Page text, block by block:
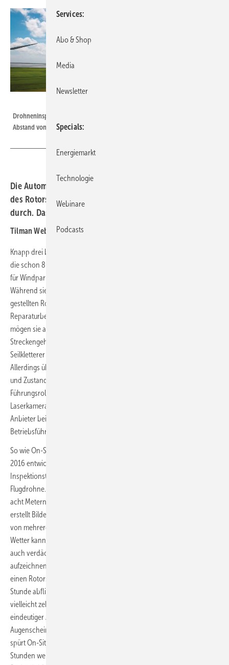
Drohneninspektion durch den Abflug der Riesenkomponenten mit einem
Abstand von drei bis acht Metern zum Rotorblatt
Die Automatisierung von Überwachung und Inspektion
des Rotors mit Drohnen, Laser und Sensoren setzt sich
durch. Das Angebot ist gut.
Tilman Weber
Knapp drei bis vier Stunden müssen Kletterer inzwischen gehen, um
die schon 80 Meter langen Rotorblätter der jüngsten Turbinenklasse
für Windparks an Land am Seil schwebend beidseitig abzuschreiten.
Während sie sich von der Maschinenhausgondel am abwärts
gestellten Rotorblatt abseilen, gucken sie Schäden aus und legen den
Reparaturbedarf fest. Angesichts der enormen Blattdimensionen
mögen sie an die 1988 von der Deutschen Bahn abgeschafften
Streckengeher zum Prüfen der Gleise erinnern. Doch noch sind
Seilkletterer dank ihrer Gründlichkeit für die Branche wichtig.
Allerdings übernimmt die Automatisierung von Schadensinspektion
und Zustandsüberwachung in vielen Windparks nun eine
Führungsrolle. Kamerabewehrte Flugdrohnen, Reparaturroboter,
Laserkameras und Rotorblattsensoren gewinnen dank innovativer
Anbieter bei Investoren, Windturbinen-, Finanz- und
Betriebsführungsunternehmen an Akzeptanz.
So wie On-Site-Service aus Kleve (siehe Interview auf Seite 28). Seit
2016 entwickelten Dirk Marche und Markus Terheiden ihre
Inspektionstechnik einer handgesteuerten einfachen Consumer-
Flugdrohne. Drohnenpilot Marche lässt sie mit einem Abstand von
acht Metern die Rotorblätter abfliegen und Kameramann Terheiden
erstellt Bilder mit einem Volumen von 20 Megapixel. Kleine Haarrisse
von mehreren Millimetern Länge werden so sichtbar. Bei günstigem
Wetter kann das Duo mit einer thermografischen Wärmebildkamera
auch verdächtige Stellen leicht unterhalb der Blattoberfläche
aufzeichnen. Sie professionalisierten ihre Flugroutine so, dass sie
einen Rotorstern mit 160 Meter Durchmesser binnen maximal einer
Stunde abfliegen können, wie Terheiden erklärt. Bei einer von
vielleicht zehn Windenergieanlagen müssen die Kletterer wegen nicht
eindeutiger Aufnahmen verdächtige Zonen am realen Blatt erneut in
Augenschein nehmen, sagt Marche. Im Vergleich zu den Seilkletterern
spürt On-Site-Service mit einer zeitlichen Differenz von acht bis zwölf
Stunden weniger auf, wo Schäden am Blatt zu erkennen sind.
Services
Abo & Shop
Media
Newsletter
Specials
Energiemarkt
Technologie
Webinare
Podcasts